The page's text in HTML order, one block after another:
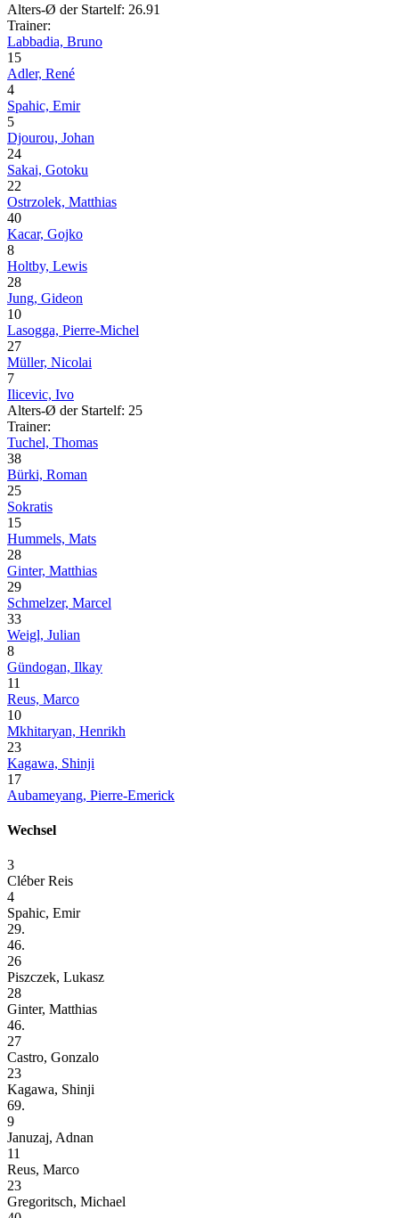
Alters-Ø der Startelf: 26.91
Trainer:
Labbadia, Bruno
15
Adler, René
4
Spahic, Emir
5
Djourou, Johan
24
Sakai, Gotoku
22
Ostrzolek, Matthias
40
Kacar, Gojko
8
Holtby, Lewis
28
Jung, Gideon
10
Lasogga, Pierre-Michel
27
Müller, Nicolai
7
Ilicevic, Ivo
Alters-Ø der Startelf: 25
Trainer:
Tuchel, Thomas
38
Bürki, Roman
25
Sokratis
15
Hummels, Mats
28
Ginter, Matthias
29
Schmelzer, Marcel
33
Weigl, Julian
8
Gündogan, Ilkay
11
Reus, Marco
10
Mkhitaryan, Henrikh
23
Kagawa, Shinji
17
Aubameyang, Pierre-Emerick
Wechsel
3
Cléber Reis
4
Spahic, Emir
29.
46.
26
Piszczek, Lukasz
28
Ginter, Matthias
46.
27
Castro, Gonzalo
23
Kagawa, Shinji
69.
9
Januzaj, Adnan
11
Reus, Marco
23
Gregoritsch, Michael